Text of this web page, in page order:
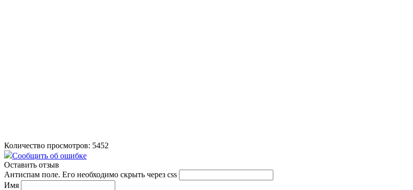
Количество просмотров: 5452
Сообщить об ошибке
Оставить отзыв
Антиспам поле. Его необходимо скрыть через css
Имя